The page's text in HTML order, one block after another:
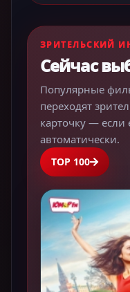
ЗРИТЕЛЬСКИЙ
Сейчас
Популярные
переходят
карточку — если
автоматически.
TOP 100